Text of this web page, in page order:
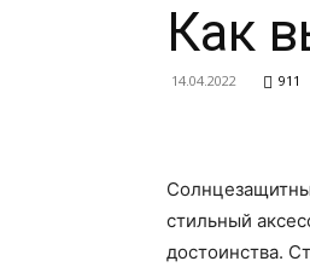
Как
14.04.2022 911
стильный
достоинства.